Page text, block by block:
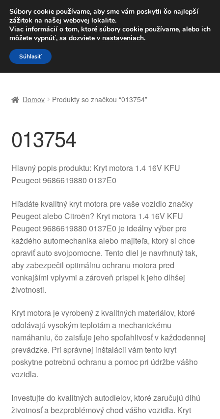
DOPRAVA od 6 EUR
Po–Pi 09:00–16:00 233 221 276
Preskočiť
na
navigáciu
Preskočiť
na
obsah
Celosvetová preprava
Doprava
Košík
Môj účet
O nás
Obchodné podmienky
Ochrana osobních údajů
Platby
Pokladňa
Reklamace
Reklamačný poriadok
Domov Produkty so značkou “013754”
013754
Hlavný popis produktu: Kryt motora 1.4 16V KFU
Peugeot 9686619880 0137E0
Hľadáte kvalitný kryt motora pre vaše vozidlo značky
Peugeot alebo Citroën? Kryt motora 1.4 16V KFU
Peugeot 9686619880 0137E0 je ideálny výber pre
každého automechanika alebo majiteľa, ktorý si chce
opraviť auto svojpomocne. Tento diel je navrhnutý tak,
aby zabezpečil optimálnu ochranu motora pred
vonkajšími vplyvmi a zároveň prispel k jeho dlhšej
životnosti.
Kryt motora je vyrobený z kvalitných materiálov, ktoré
odolávajú vysokým teplotám a mechanickému
namáhaniu, čo zaisťuje jeho spoľahlivosť v každodennej
prevádzke. Pri správnej inštalácii vám tento kryt
poskytne potrebnú ochranu a pomoc pri údržbe vášho
vozidla.
Investujte do kvalitných autodielov, ktoré zaručujú dlhú
životnosť a bezproblémový chod vášho vozidla. Kryt
Súbory cookie používame, aby sme vám poskytli čo najlepší
zážitok na našej webovej lokalite.
Viac informácií o tom, ktoré súbory cookie používame, alebo ich
môžete vypnúť, sa dozviete v nastaveniach.
Súhlasiť